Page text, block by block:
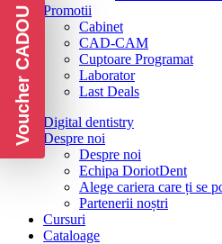
Promotii
Cabinet
CAD-CAM
Cuptoare Programat
Laborator
Last Deals
Digital dentistry
Despre noi
Despre noi
Echipa DoriotDent
Alege cariera care ți se
Partenerii noștri
Cursuri
Cataloage
Voucher CADOU